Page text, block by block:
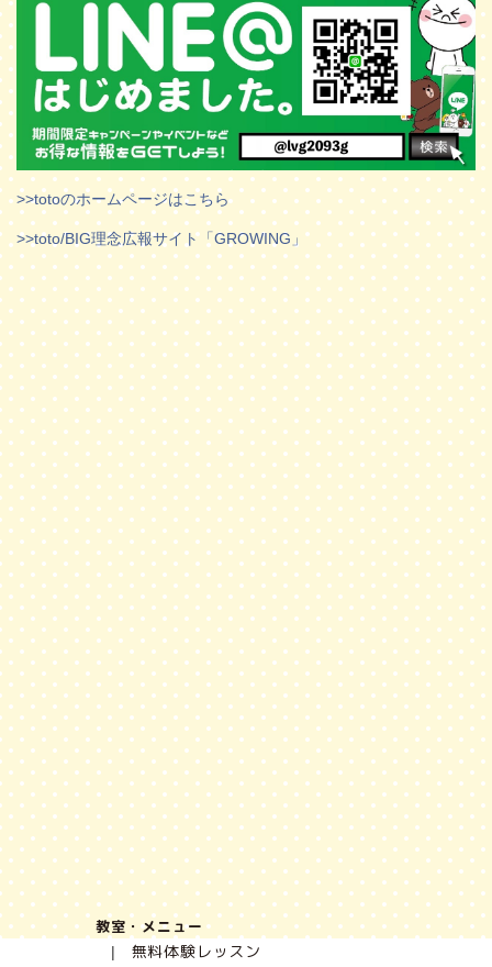
>>totoのホームページはこちら
>>toto/BIG理念広報サイト「GROWING」
教室・メニュー
無料体験レッスン